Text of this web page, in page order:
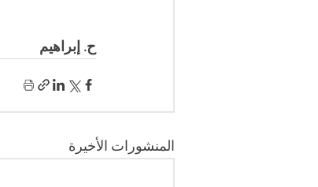
ح. إبراهيم
المنشورات الأخيرة